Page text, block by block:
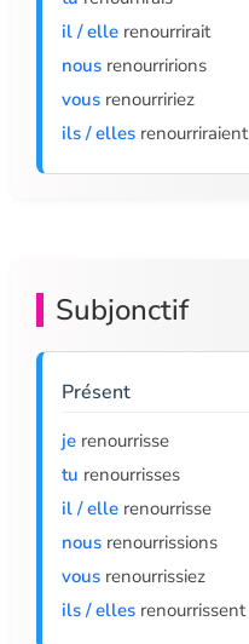
il / elle renourrirait
nous renourririons
vous renourririez
ils / elles renourriraient
Subjonctif
Présent
je renourrisse
tu renourrisses
il / elle renourrisse
nous renourrissions
vous renourrissiez
ils / elles renourrissent